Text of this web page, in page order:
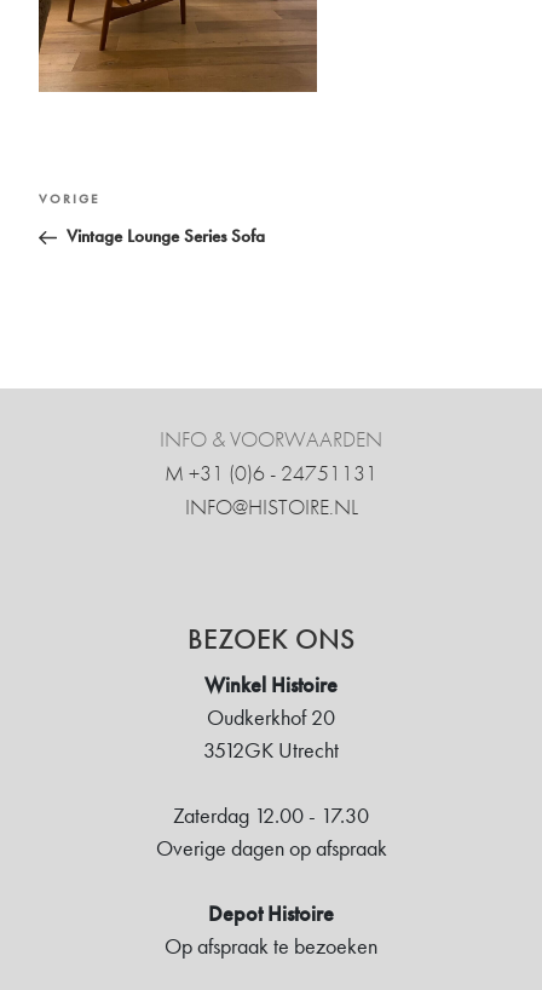
Bericht
navigatie
Vorig
bericht
VORIGE
Vintage Lounge Series Sofa
INFO & VOORWAARDEN
M +31 ‍(0)6 - 24751131
INFO@HISTOIRE.NL
BEZOEK ONS
Winkel Histoire
Oudkerkhof 20
3512GK Utrecht
Zaterdag 12.00 - 17.30
Overige dagen op afspraak
Depot Histoire
Op afspraak te bezoeken